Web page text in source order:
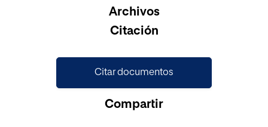
Archivos
Citación
Citar documentos
Compartir